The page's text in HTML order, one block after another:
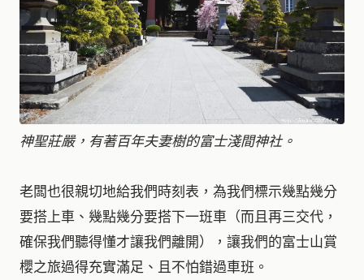
神聖莊嚴，有著百年夫妻樹的富士淺間神社。
老闆也很親切地給我們時刻表，為我們標示幾點幾分
要搭上車、幾點幾分要搭下一班車（而且再三交代，
確保我們聽得懂才讓我們離開），讓我們的富士山賞
櫻之旅過得充實滿足、且不怕錯過車班。